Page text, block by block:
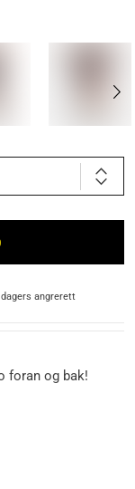
dagers angrerett
foran og bak!